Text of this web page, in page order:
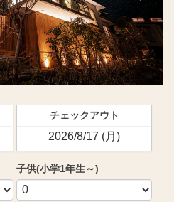
チェックアウト
子供(小学1年生～)